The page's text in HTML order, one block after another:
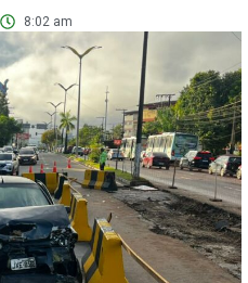
8:02 am